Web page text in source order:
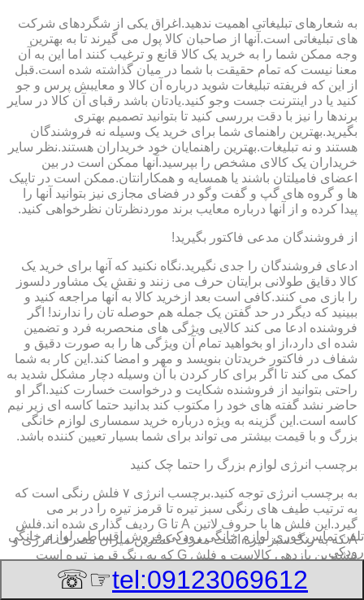
به شعارهای تبلیغاتی اهمیت ندهید.اغراق یکی از شگردهای شرکت
های تبلیغاتی است.آنها از صاحبان کالا پول می گیرند تا به بهترین
وجه ممکن شما را به خرید یک کالا قانع و ترغیب کنند اما این به آن
معنا نیست که تمام حقیقت با شما در میان گذاشته شده است.قبل
از این که فریفته تبلیغات شوید درباره آن کالا و معایبش پرس و جو
کنید یا در اینترنت جست وجو کنید.یادتان باشد رقبای آن کالا در سایر
برندها را نیز با دقت بررسی کنید تا بتوانید تصمیم بهتری
بگیرید.بهترین راهنمای شما برای خرید یک وسیله نه فروشندگان
هستند و نه تبلیغات.بهترین راهنمایان خود خریداران هستند.نظر سایر
خریداران یک کالای مشخص را بپرسید.آنها ممکن است در بین
اعضای فامیلتان باشند یا همسایه و همکارانتان.ممکن است در تاپیک
ها و گروه های گپ و گفت وگو در فضای مجازی نیز بتوانید آنها را
پیدا کرده و از آنها درباره معایب برند موردنظرتان نظرخواهی کنید.
از فروشندگان مدعی فاکتور بگیرید!
ادعای فروشندگان را جدی نگیرید.نگاه نکنید که آنها برای خرید یک
کالا دقایق طولانی برایتان حرف می زنند و نقش یک مشاور دلسوز
را بازی می کنند.کافی است بعد ازخرید کالا به آنها مراجعه کنید و
ببینید که دیگر در حد گفتن یک جمله هم حوصله تان را ندارند! اگر
فروشنده ادعا می کند کالایی ویژگی های منحصربه فرد و تضمین
شده ای دارد،از او بخواهید تمام آن ویژگی ها را به صورت دقیق و
شفاف در فاکتور خریدتان بنویسد و مهر و امضا کند.این کار به شما
کمک می کند تا اگر برای کار کردن با آن وسیله دچار مشکل شدید به
راحتی بتوانید از فروشنده شکایت و درخواست خسارت کنید.اگر او
حاضر نشد گفته های خود را مکتوب کند بدانید حتما کاسه ای زیر نیم
کاسه است.این گزینه به ویژه درباره خرید سمساری لوازم خانگی
بزرگ و با قیمت بیشتر می تواند برای شما بسیار تعیین کننده باشد.
برچسب انرژی لوازم بزرگ را حتما چک کنید
به برچسب انرژی توجه کنید.برچسب انرژی ٧ فلش رنگی است که
به ترتیب طیف های رنگی سبز تیره تا قرمز تیره را در بر می
گیرد.این فلش ها با حروف لاتین A تا G ردیف گذاری شده اند.فلش
A که به رنگ سبز تیره است معرف کمترین میزان مصرف انرژی و
بیشترین بازدهی کالاست و فلش G که به رنگ قرمز تیره است
معرف بیشترین میزان مصرف انرژی و کمترین بازدهی است.هرچه
درجه کیفیت مصرف انرژی وسیله به گزینه A نزدیک تر باشد وسیله
تلفن تماس فوری لوازم خانگی رودکی,فروش اقساطی لوازم خانگی
رودکی
tel:09123069612
☞☏